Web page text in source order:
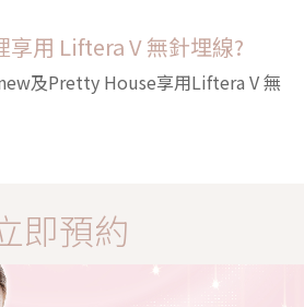
享用 Liftera V 無針埋線?
及Pretty House享用Liftera V 無
即預約